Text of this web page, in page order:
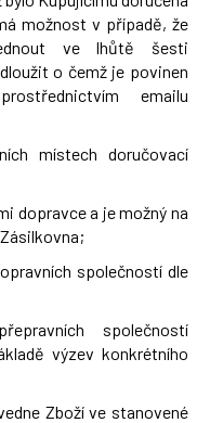
možnost v případě, že
ve lhůtě šesti
o čemž je povinen
emailu
místech doručovací
dopravce a je možný na
společností dle
společností
výzev konkrétního
Zboží ve stanovené